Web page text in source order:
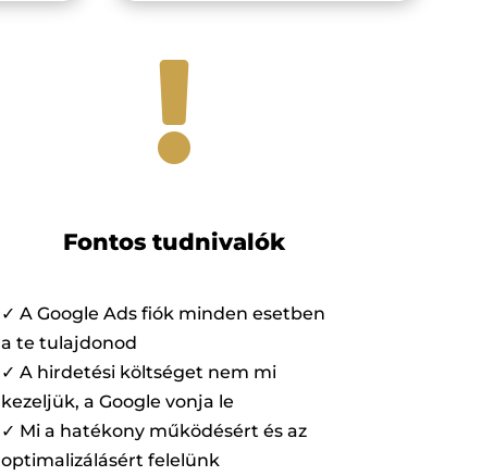

Fontos tudnivalók
✓ A Google Ads fiók minden esetben
a te tulajdonod
✓ A hirdetési költséget nem mi
kezeljük, a Google vonja le
✓ Mi a hatékony működésért és az
optimalizálásért felelünk